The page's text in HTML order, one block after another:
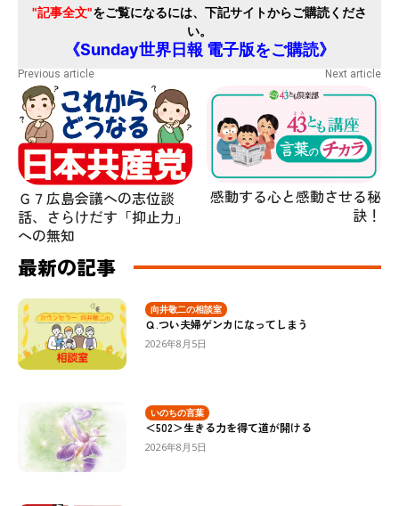
"記事全文"をご覧になるには、下記サイトからご購読くださ
い。
《Sunday世界日報 電子版をご購読》
Previous article
Ｇ７広島会議への志位談
話、さらけだす「抑止力」
への無知
Next article
感動する心と感動させる秘
訣！
最新の記事
向井敬二の相談室
Ｑ.つい夫婦ゲンカになってしまう
2026年8月5日
いのちの言葉
＜502＞生きる力を得て道が開ける
2026年8月5日